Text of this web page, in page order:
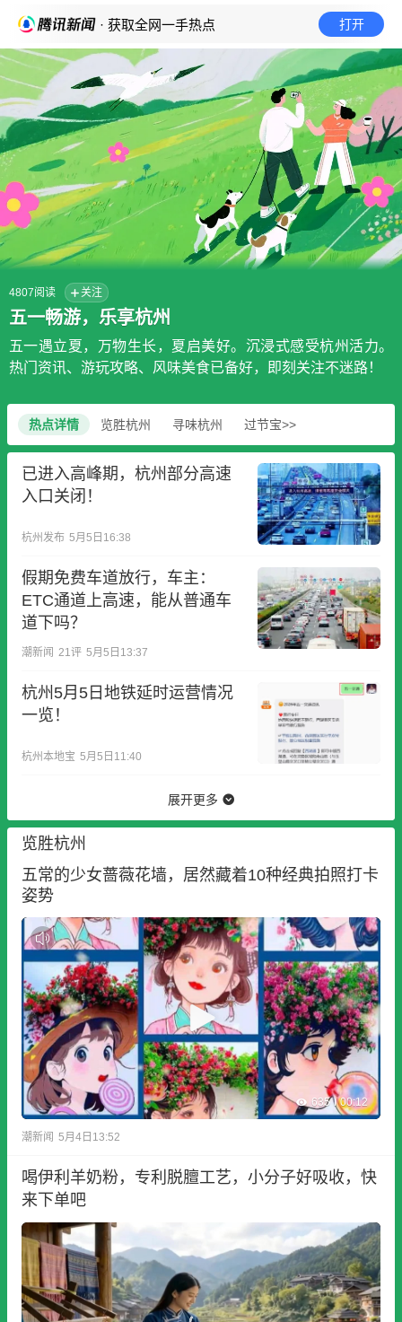
· 获取全网一手热点 打开
4807阅读 关注
五一畅游，乐享杭州
五一遇立夏，万物生长，夏启美好。沉浸式感受杭州活力。
热门资讯、游玩攻略、风味美食已备好，即刻关注不迷路！
热点详情 览胜杭州 寻味杭州 过节宝>>
已进入高峰期，杭州部分高速
入口关闭！
杭州发布 5月5日16:38
假期免费车道放行，车主：
ETC通道上高速，能从普通车
道下吗？
潮新闻 21评 5月5日13:37
杭州5月5日地铁延时运营情况
一览！
杭州本地宝 5月5日11:40
展开更多
览胜杭州
五常的少女蔷薇花墙，居然藏着10种经典拍照打卡
姿势
635 00:12
潮新闻 5月4日13:52
喝伊利羊奶粉，专利脱膻工艺，小分子好吸收，快
来下单吧